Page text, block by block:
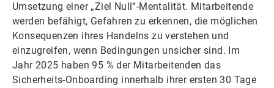
Umsetzung einer „Ziel Null“-Mentalität. Mitarbeitende
werden befähigt, Gefahren zu erkennen, die möglichen
Konsequenzen ihres Handelns zu verstehen und
einzugreifen, wenn Bedingungen unsicher sind. Im
Jahr 2025 haben 95 % der Mitarbeitenden das
Sicherheits-Onboarding innerhalb ihrer ersten 30 Tage